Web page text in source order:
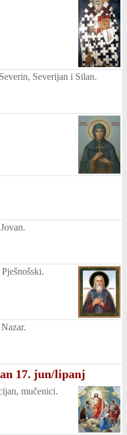
Severijan i Silan.
17. jun/lipanj
mučenici.